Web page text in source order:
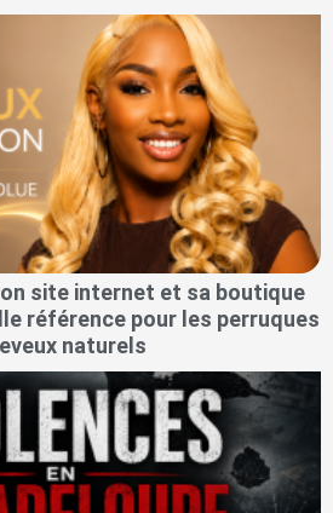
site internet et sa boutique
référence pour les perruques
naturels